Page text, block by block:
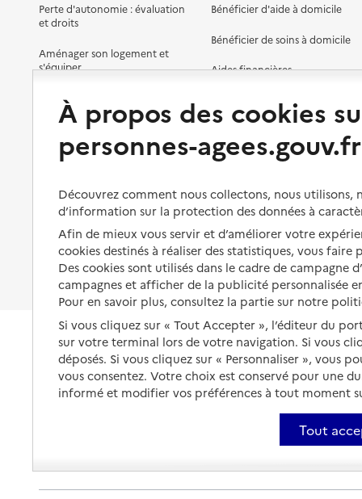
Perte d'autonomie : évaluation
et droits
Aménager son logement et
s'équiper
Préserver son autonomie et sa
santé
Organiser à l'avance sa propre
protection
Les obligations de la famille
À qui s’adresser ?
Les politiques du grand âge
Bénéficier d'aide à domicile
Bénéficier de soins à domicile
Aides financières
Vivre à domicile avec une
Être hospitalisé
Fin de vie à domicile
À propos des cookies
personnes-agees.gouv.fr
Découvrez comment nous collectons, nous
d’information sur la protection des données à
Afin de mieux vous servir et d’améliorer votre
cookies destinés à réaliser des statistiques, vous
Des cookies sont utilisés dans le cadre de
campagnes et afficher de la publicité personnalisée
Pour en savoir plus, consultez la partie sur notre
Si vous cliquez sur « Tout Accepter », l’éditeur du
sur votre terminal lors de votre navigation. Si vous
déposés. Si vous cliquez sur « Personnaliser », vous
vous consentez. Votre choix est conservé pour une
informé et modifier vos préférences à tout moment
Tout